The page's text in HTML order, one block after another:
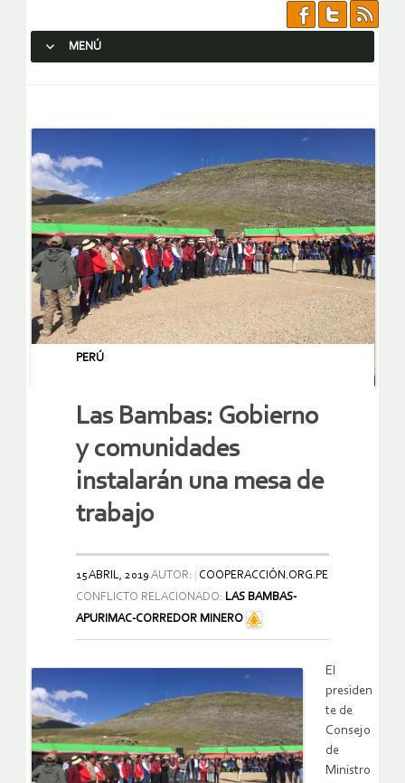
MENÚ
PERÚ
Las Bambas: Gobierno
y comunidades
instalarán una mesa de
trabajo
15 ABRIL, 2019 AUTOR:
COOPERACCIÓN.ORG.PE
CONFLICTO RELACIONADO: LAS BAMBAS-
APURIMAC-CORREDOR MINERO
El
presiden
te de
Consejo
de
Ministro